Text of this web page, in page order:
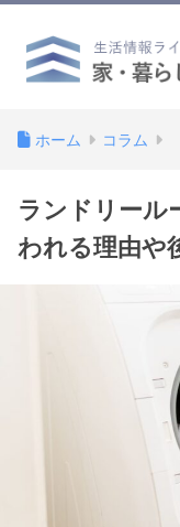
ホーム コラム
ランドリール
われる理由や